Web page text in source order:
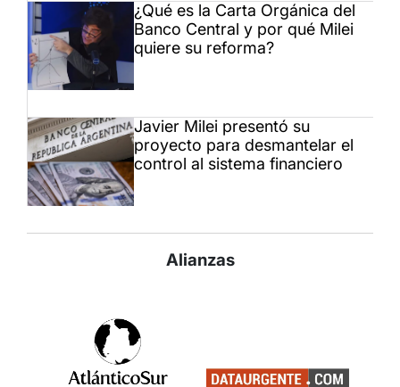
¿Qué es la Carta Orgánica del
Banco Central y por qué Milei
quiere su reforma?
Javier Milei presentó su
proyecto para desmantelar el
control al sistema financiero
Alianzas